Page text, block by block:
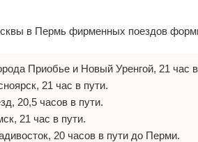
в Пермь фирменных поездов
Приобье и Новый Уренгой, 21 час
21 час в пути.
20,5 часов в пути.
21 час в пути.
20 часов в пути до Перми.